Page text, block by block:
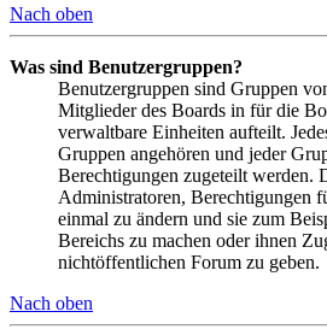
Nach oben
Was sind Benutzergruppen?
Benutzergruppen sind Gruppen
Mitglieder des Boards in für die
verwaltbare Einheiten aufteilt.
Gruppen angehören und jeder
Berechtigungen zugeteilt werden.
Administratoren, Berechtigungen
einmal zu ändern und sie zum
Bereichs zu machen oder ihnen
nichtöffentlichen Forum zu geben.
Nach oben